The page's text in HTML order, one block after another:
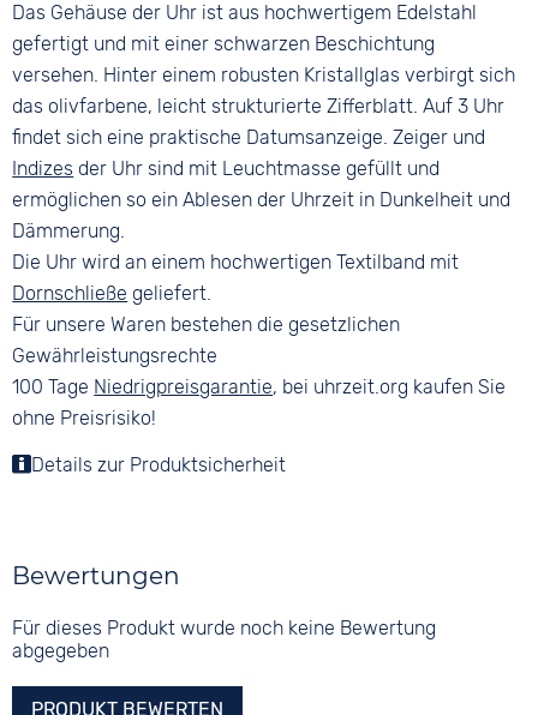
Das Gehäuse der Uhr ist aus hochwertigem Edelstahl
gefertigt und mit einer schwarzen Beschichtung
versehen. Hinter einem robusten Kristallglas verbirgt sich
das olivfarbene, leicht strukturierte Zifferblatt. Auf 3 Uhr
findet sich eine praktische Datumsanzeige. Zeiger und
Indizes der Uhr sind mit Leuchtmasse gefüllt und
ermöglichen so ein Ablesen der Uhrzeit in Dunkelheit und
Dämmerung.
Die Uhr wird an einem hochwertigen Textilband mit
Dornschließe geliefert.
Für unsere Waren bestehen die gesetzlichen
Gewährleistungsrechte
100 Tage Niedrigpreisgarantie, bei uhrzeit.org kaufen Sie
ohne Preisrisiko!
Details zur Produktsicherheit
Bewertungen
Für dieses Produkt wurde noch keine Bewertung
abgegeben
PRODUKT BEWERTEN